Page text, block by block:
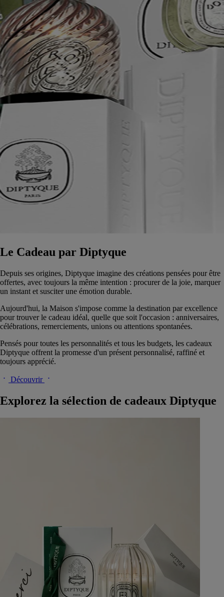
Le Cadeau par Diptyque
Depuis ses origines, Diptyque imagine des créations pensées pour être
offertes, avec toujours la même intention : procurer de la joie, marquer
un instant et susciter une émotion durable.
Aujourd'hui, la Maison s'impose comme la destination par excellence
pour trouver le cadeau idéal, quelle que soit l'occasion : anniversaires,
célébrations, remerciements, unions ou attentions spontanées.
Pensés pour toutes les personnalités et tous les budgets, les cadeaux
Diptyque offrent la promesse d'un présent personnalisé, raffiné et
toujours apprécié.
Découvrir
Explorez la sélection de cadeaux Diptyque